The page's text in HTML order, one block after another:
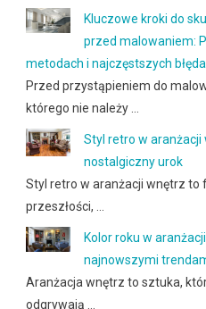
Kluczowe kroki do
przed malowaniem:
metodach i najczęstszych
Przed przystąpieniem do
którego nie należy …
Styl retro w aranżacji
nostalgiczny urok
Styl retro w aranżacji wnętrz to
przeszłości, …
Kolor roku w
najnowszymi
Aranżacja wnętrz to sztuka,
odgrywają …